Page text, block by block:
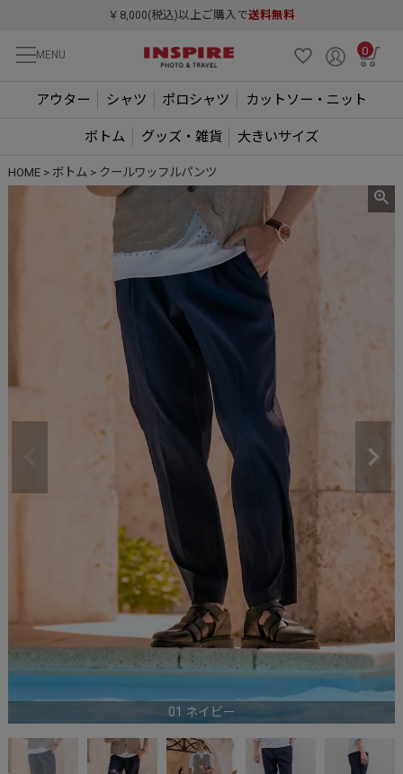
￥8,000(税込)以上ご購入で送料無料
MENU 0
アウター シャツ ポロシャツ カットソー・ニット
ボトム グッズ・雑貨 大きいサイズ
HOME ボトム クールワッフルパンツ
01 ネイビー